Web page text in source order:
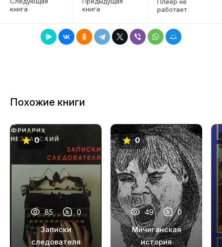
7
12
13
14
15
19
книга
книга
работает
Похожие книги
0
85 0
Записки
следователя
0
49 0
Мичиганская
история